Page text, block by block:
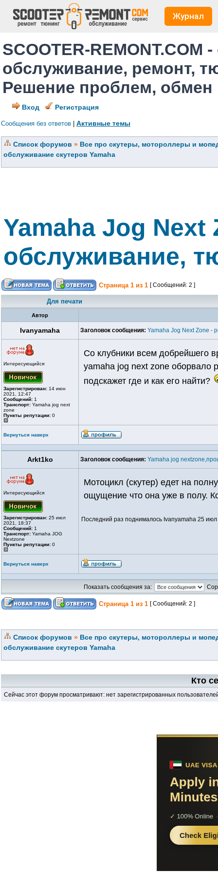
Журнал
SCOOTER-REMONT.COM
обслуживание, ремонт,
Решение проблем,
Вход Регистрация
Сообщения без ответов Активные темы
Список форумов » Все про скутеры, мотороллеры и
обслуживание скутеров Yamaha
Yamaha Jog Next
обслуживание,
Страница 1 из 1 [ Сообщений: 2 ]
Для печати
Автор
Ivanyamaha Заголовок сообщения: Yamaha Jog Next Zone -
Интересующийся
Зарегистрирован: 14 июн
2021, 12:47
Сообщений: 1
Транспорт: Yamaha jog next
zone
Пункты репутации: 0
Со клубники всем добрейшего
yamaha jog next zone оборвало
подскажет где и как его найти?
Вернуться наверх
Arkt1ko Заголовок сообщения: Yamaha jog
Интересующийся
Зарегистрирован: 25 июл
2021, 18:37
Сообщений: 1
Транспорт: Yamaha JOG
Nextzone
Пункты репутации: 0
Мотоцикл (скутер) едет на
ощущение что она уже в полу.
Последний раз поднималось Ivanyamaha 25
Вернуться наверх
Показать сообщения за:
Страница 1 из 1 [ Сообщений: 2 ]
Список форумов » Все про скутеры, мотороллеры и
обслуживание скутеров Yamaha
Кто
Сейчас этот форум просматривают: нет зарегистрированных